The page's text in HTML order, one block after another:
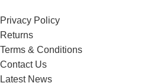
Privacy Policy
Returns
Terms & Conditions
Contact Us
Latest News